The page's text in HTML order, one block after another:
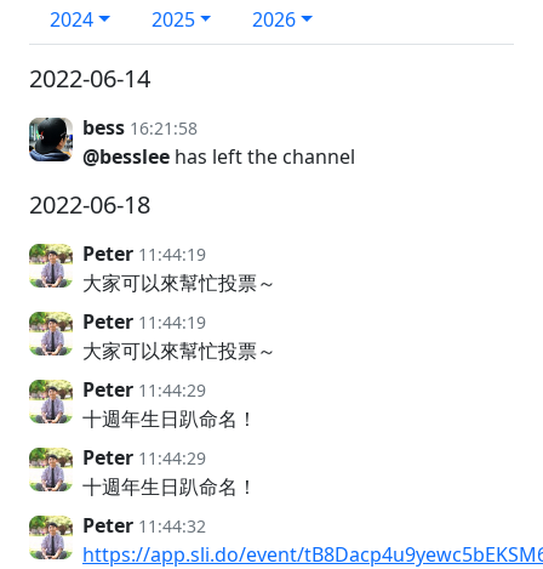
2024
2025 2026
2022-06-14
bess 16:21:58
@besslee has left the channel
2022-06-18
Peter 11:44:19
大家可以來幫忙投票～
Peter 11:44:19
大家可以來幫忙投票～
Peter 11:44:29
十週年生日趴命名！
Peter 11:44:29
十週年生日趴命名！
Peter 11:44:32
https://app.sli.do/event/